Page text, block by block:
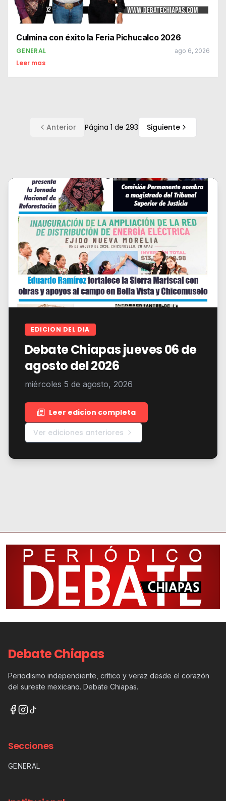
Culmina con éxito la Feria Pichucalco 2026
GENERAL ago 6, 2026
Leer mas
Anterior Página 1 de 293 Siguiente
EDICION DEL DIA
Debate Chiapas jueves 06 de
agosto del 2026
miércoles 5 de agosto, 2026
Leer edicion completa
Ver ediciones anteriores
Debate Chiapas
Periodismo independiente, crítico y veraz desde el corazón
del sureste mexicano. Debate Chiapas.
Secciones
GENERAL